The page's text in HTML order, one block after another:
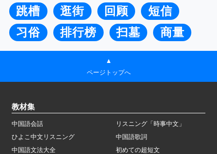
跳槽
逛街 回顾
短信
习俗
排行榜 扫墓 商量
▲
ページトップへ
教材集
中国語会話
リスニング「時事中文」
ひよこ中文リスニング
中国語歌詞
中国語文法大全
初めての超短文